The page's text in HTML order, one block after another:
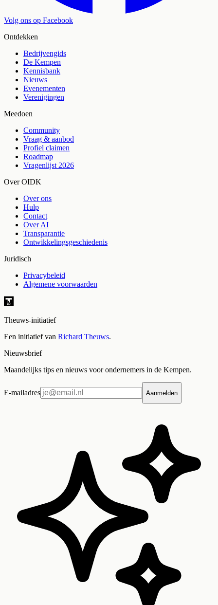
Volg ons op Facebook
Ontdekken
Bedrijvengids
De Kempen
Kennisbank
Nieuws
Evenementen
Verenigingen
Meedoen
Community
Vraag & aanbod
Profiel claimen
Roadmap
Vragenlijst 2026
Over OIDK
Over ons
Hulp
Contact
Over AI
Transparantie
Ontwikkelingsgeschiedenis
Juridisch
Privacybeleid
Algemene voorwaarden
Theuws-initiatief
Een initiatief van Richard Theuws.
Nieuwsbrief
Maandelijks tips en nieuws voor ondernemers in de Kempen.
E-mailadres Aanmelden